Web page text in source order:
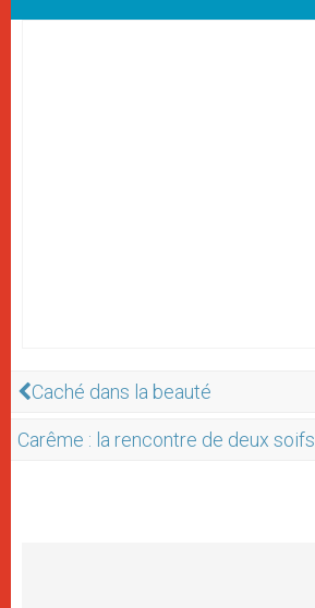
Caché dans la beauté
Carême : la rencontre de deux soifs